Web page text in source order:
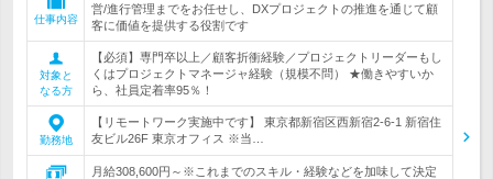
仕事内容
営/進行管理までをお任せし、DXプロジェクトの推進を通じて顧
客に価値を提供する役割です
対象と
なる方
【必須】専門卒以上／顧客折衝経験／プロジェクトリーダーもし
くはプロジェクトマネージャ経験（規模不問） ★働きやすいか
ら、社員定着率95％！
勤務地
【リモートワーク実施中です】 東京都新宿区西新宿2-6-1 新宿住
友ビル26F 東京オフィス ※当…
月給308,600円～※これまでのスキル・経験などを加味して決定